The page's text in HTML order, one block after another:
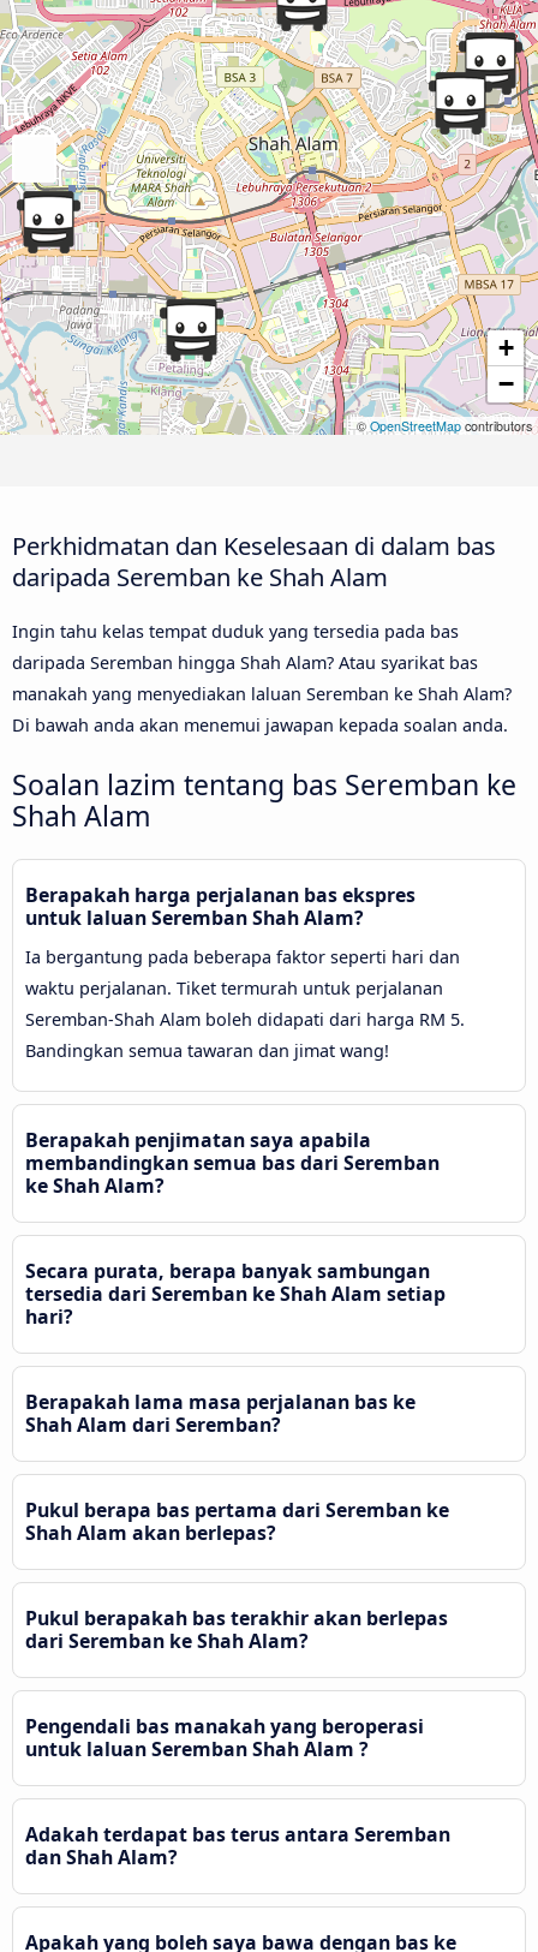
+
−
© OpenStreetMap contributors
Perkhidmatan dan Keselesaan di dalam bas
daripada Seremban ke Shah Alam
Ingin tahu kelas tempat duduk yang tersedia pada bas
daripada Seremban hingga Shah Alam? Atau syarikat bas
manakah yang menyediakan laluan Seremban ke Shah Alam?
Di bawah anda akan menemui jawapan kepada soalan anda.
Soalan lazim tentang bas Seremban ke
Shah Alam
Berapakah harga perjalanan bas ekspres
untuk laluan Seremban Shah Alam?
Ia bergantung pada beberapa faktor seperti hari dan
waktu perjalanan. Tiket termurah untuk perjalanan
Seremban-Shah Alam boleh didapati dari harga RM 5.
Bandingkan semua tawaran dan jimat wang!
Berapakah penjimatan saya apabila
membandingkan semua bas dari Seremban
ke Shah Alam?
Secara purata, berapa banyak sambungan
tersedia dari Seremban ke Shah Alam setiap
hari?
Berapakah lama masa perjalanan bas ke
Shah Alam dari Seremban?
Pukul berapa bas pertama dari Seremban ke
Shah Alam akan berlepas?
Pukul berapakah bas terakhir akan berlepas
dari Seremban ke Shah Alam?
Pengendali bas manakah yang beroperasi
untuk laluan Seremban Shah Alam ?
Adakah terdapat bas terus antara Seremban
dan Shah Alam?
Apakah yang boleh saya bawa dengan bas ke